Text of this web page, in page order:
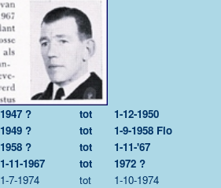
1947 ? tot
1-12-1950
1949 ? tot
1-9-1958 Flo
1958 ? tot
1-11-'67
1-11-1967 tot
1972 ?
1-7-1974 tot 1-10-1974